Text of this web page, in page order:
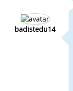
badistedu14